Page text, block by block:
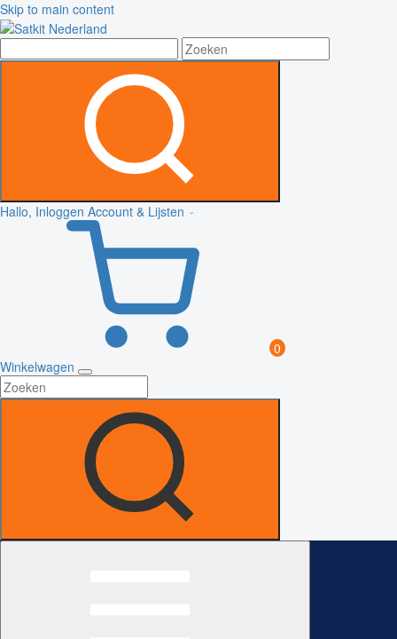
Skip to main content
Hallo, Inloggen Account & Lijsten
0
Winkelwagen